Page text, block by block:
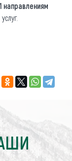
направлениям